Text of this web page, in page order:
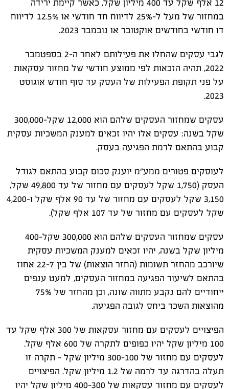
12 אלף שקל עד 400 מיליון שקל, כאשר קיימת ירידה
במחזור של מעל ל-25% לדיווח חד חודשי או 12.5% לדיווח
דו חודשי בחודשים אוקטובר או נובמבר 2023.
לגבי עסקים שהחלו את פעילותם לאחר ה-2 בספטמבר
2022, תהיה הזכאות לפי ממוצע חודשי של מחזור עסקאות
על פני תקופת הפעילות של העסק עד סוף חודש אוגוסט
2023.
עסקים שמחזור העסקים שלהם הוא 12,000 שקל-300,000
שקל בשנה: עסקים אלו יהיו זכאים למענק המשכיות עסקית
קבוע בהתאם לרמת הפגיעה בעסק.
לעוסקים פטורים ממע"מ יוענק סכום קבוע בהתאם לגודל
העסק (1,750 שקל לעסקים עם מחזור של עד 49,800 שקל,
3,150 שקל לעסקים עם מחזור של עד 90 אלף שקל ו-4,200
שקל לעסקים עם מחזור של עד 107 אלף שקל).
עסקים שמחזור העסקים שלהם הוא 300,000 שקל-400
מיליון שקל בשנה, יהיו זכאים למענק המשכיות עסקית
שיורכב מהחזר תשומות (החזר הוצאות) של בין 22-7 אחוז
בהתאם לשיעור הפגיעה במחזור העסקים, למעט ענפים
ייחודיים להם נקבע מתווה שונה, וכן מהחזר של 75%
מהוצאות השכר ביחס לגובה הפגיעה.
הפיצויים לעסקים עם מחזור עסקאות של 300 אלף שקל עד
100 מיליון שקל יהיו כפופים לתקרה של 600 אלף שקל.
לעסקים עם מחזור של 300-100 מיליון שקל - תקרה זו
תעלה בהדרגה עד לרמה של 1.2 מיליון שקל. הפיצויים
לעסקים עם מחזור עסקאות של 400-300 מיליון שקל יהיו